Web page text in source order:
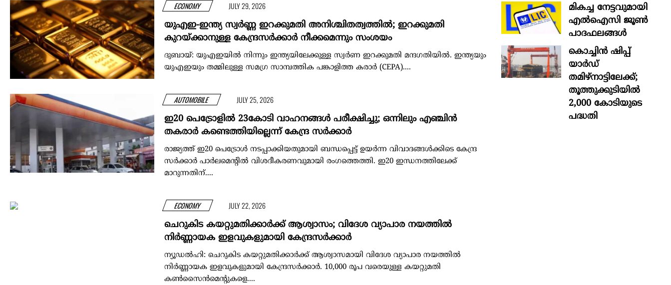
ECONOMY JULY 29, 2026
യുഎഇ-ഇന്ത്യ സ്വർണ്ണ ഇറക്കുമതി അനിശ്ചിതത്വത്തിൽ; ഇറക്കുമതി
കുറയ്ക്കാനുള്ള കേന്ദ്രസർക്കാർ നീക്കമെന്നും സംശയം
ദുബായ്: യുഎഇയില്‍ നിന്നും ഇന്ത്യയിലേക്കുള്ള സ്വർണ ഇറക്കുമതി മന്ദഗതിയില്‍. ഇന്ത്യയും
യുഎഇയും തമ്മിലുള്ള സമഗ്ര സാമ്പത്തിക പങ്കാളിത്ത കരാർ (CEPA)....
AUTOMOBILE JULY 25, 2026
ഇ20 പെട്രോളിൽ 23കോടി വാഹനങ്ങൾ പരീക്ഷിച്ചു; ഒന്നിലും എഞ്ചിൻ
തകരാർ കണ്ടെത്തിയില്ലെന്ന് കേന്ദ്ര സർക്കാർ
രാജ്യത്ത് ഇ20 പെട്രോൾ നടപ്പാക്കിയതുമായി ബന്ധപ്പെട്ട് ഉയർന്ന വിവാദങ്ങൾക്കിടെ കേന്ദ്ര
സർക്കാർ പാർലമെന്റിൽ വിശദീകരണവുമായി രംഗത്തെത്തി. ഇ20 ഇന്ധനത്തിലേക്ക്
മാറുന്നതിന്....
ECONOMY JULY 22, 2026
ചെറുകിട കയറ്റുമതിക്കാര്‍ക്ക് ആശ്വാസം; വിദേശ വ്യാപാര നയത്തില്‍
നിര്‍ണ്ണായക ഇളവുകളുമായി കേന്ദ്രസര്‍ക്കാര്‍
ന്യൂഡൽഹി: ചെറുകിട കയറ്റുമതിക്കാര്‍ക്ക് ആശ്വാസമായി വിദേശ വ്യാപാര നയത്തില്‍
നിര്‍ണ്ണായക ഇളവുകളുമായി കേന്ദ്രസര്‍ക്കാര്‍. 10,000 രൂപ വരെയുള്ള കയറ്റുമതി
കണ്‍സൈന്‍മെന്റുകളെ....
മികച്ച നേട്ടവുമായി
എൽഐസി ജൂൺ
പാദഫലങ്ങൾ
കൊച്ചിന്‍ ഷിപ്പ്
യാർഡ്
തമിഴ്നാട്ടിലേക്ക്;
തൂത്തുക്കുടിയിൽ
2,000 കോടിയുടെ
പദ്ധതി